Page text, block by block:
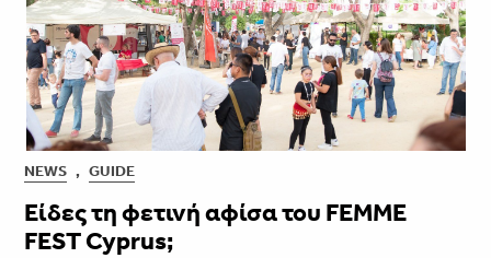
NEWS , GUIDE
Είδες τη φετινή αφίσα του FEMME
FEST Cyprus;